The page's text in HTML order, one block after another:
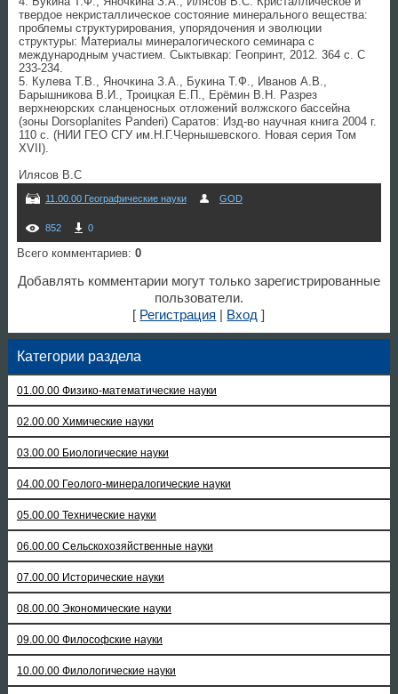
твердое некристаллическое состояние минерального вещества:
проблемы структурирования, упорядочения и эволюции
структуры: Материалы минералогического семинара с
международным участием. Сыктывкар: Геопринт, 2012. 364 с. С
233-234.
5. Кулева Т.В., Яночкина З.А., Букина Т.Ф., Иванов А.В.,
Барышникова В.И., Троицкая Е.П., Ерёмин В.Н. Разрез
верхнеюрских сланценосных отложений волжского бассейна
(зоны Dorsoplanites Panderi) Саратов: Изд-во научная книга 2004 г.
110 с. (НИИ ГЕО СГУ им.Н.Г.Чернышевского. Новая серия Том
XVII).
Илясов В.С
11.00.00 Географические науки GOD
852 0
Всего комментариев: 0
Добавлять комментарии могут только зарегистрированные
пользователи.
[ Регистрация Вход ]
Категории раздела
01.00.00 Физико-математические науки
02.00.00 Химические науки
03.00.00 Биологические науки
04.00.00 Геолого-минералогические науки
05.00.00 Технические науки
06.00.00 Сельскохозяйственные науки
07.00.00 Исторические науки
08.00.00 Экономические науки
09.00.00 Философские науки
10.00.00 Филологические науки